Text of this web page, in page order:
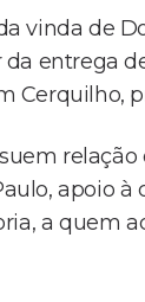
vinda de
entrega
Cerquilho,
relação
apoio
a quem